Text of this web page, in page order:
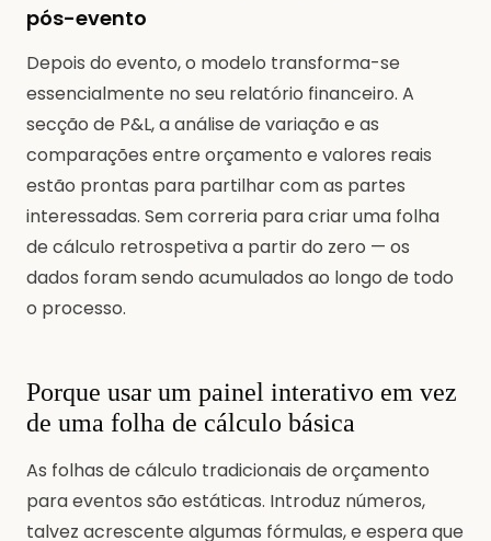
pós-evento
Depois do evento, o modelo transforma-se
essencialmente no seu relatório financeiro. A
secção de P&L, a análise de variação e as
comparações entre orçamento e valores reais
estão prontas para partilhar com as partes
interessadas. Sem correria para criar uma folha
de cálculo retrospetiva a partir do zero — os
dados foram sendo acumulados ao longo de todo
o processo.
Porque usar um painel interativo em vez
de uma folha de cálculo básica
As folhas de cálculo tradicionais de orçamento
para eventos são estáticas. Introduz números,
talvez acrescente algumas fórmulas, e espera que